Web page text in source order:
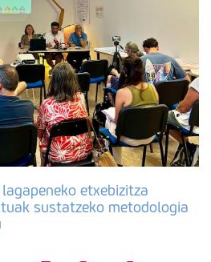
etxebizitza
sustatzeko metodologia